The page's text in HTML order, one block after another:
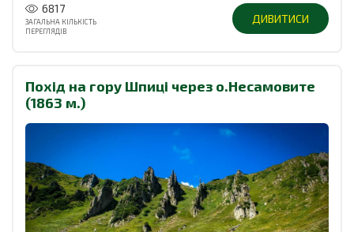
6817
ЗАГАЛЬНА КІЛЬКІСТЬ
ПЕРЕГЛЯДІВ
ДИВИТИСИ
Похід на гору Шпиці через о.Несамовите
(1863 м.)